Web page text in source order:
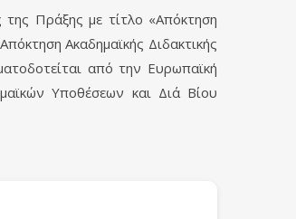
Πράξης με τίτλο «Απόκτηση
Ακαδημαϊκής Διδακτικής
από την Ευρωπαϊκή
Υποθέσεων και Διά Βίου